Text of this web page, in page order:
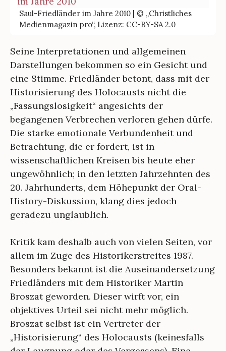
Saul-Friedländer im Jahre 2010 | © „Christliches
Medienmagazin pro“, Lizenz: CC-BY-SA 2.0
Seine Interpretationen und allgemeinen
Darstellungen bekommen so ein Gesicht und
eine Stimme. Friedländer betont, dass mit der
Historisierung des Holocausts nicht die
„Fassungslosigkeit“ angesichts der
begangenen Verbrechen verloren gehen dürfe.
Die starke emotionale Verbundenheit und
Betrachtung, die er fordert, ist in
wissenschaftlichen Kreisen bis heute eher
ungewöhnlich; in den letzten Jahrzehnten des
20. Jahrhunderts, dem Höhepunkt der Oral-
History-Diskussion, klang dies jedoch
geradezu unglaublich.
Kritik kam deshalb auch von vielen Seiten, vor
allem im Zuge des Historikerstreites 1987.
Besonders bekannt ist die Auseinandersetzung
Friedländers mit dem Historiker Martin
Broszat geworden. Dieser wirft vor, ein
objektives Urteil sei nicht mehr möglich.
Broszat selbst ist ein Vertreter der
„Historisierung“ des Holocausts (keinesfalls